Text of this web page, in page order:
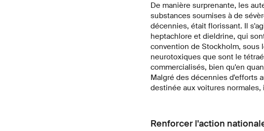
De manière surprenante, les
substances soumises à de
décennies, était florissant. Il
heptachlore et dieldrine, qui
convention de Stockholm, sous
neurotoxiques que sont le
commercialisés, bien qu'en
Malgré des décennies d'efforts
destinée aux voitures
Renforcer l'action